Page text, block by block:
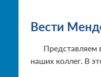
Вести
Представляем
наших коллег. В